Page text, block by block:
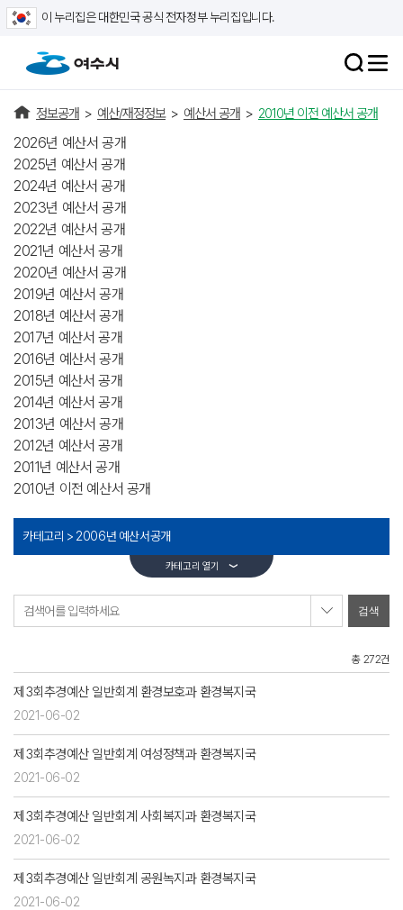
이 누리집은 대한민국 공식 전자정부 누리집입니다.
정보공개 > 예산/재정정보 > 예산서 공개 > 2010년 이전 예산서 공개
2026년 예산서 공개
2025년 예산서 공개
2024년 예산서 공개
2023년 예산서 공개
2022년 예산서 공개
2021년 예산서 공개
2020년 예산서 공개
2019년 예산서 공개
2018년 예산서 공개
2017년 예산서 공개
2016년 예산서 공개
2015년 예산서 공개
2014년 예산서 공개
2013년 예산서 공개
2012년 예산서 공개
2011년 예산서 공개
2010년 이전 예산서 공개
카테고리 > 2006년 예산서공개
카테고리 열기
검색어를 입력하세요
총 272건
제3회추경예산 일반회계 환경보호과 환경복지국
2021-06-02
제3회추경예산 일반회계 여성정책과 환경복지국
2021-06-02
제3회추경예산 일반회계 사회복지과 환경복지국
2021-06-02
제3회추경예산 일반회계 공원녹지과 환경복지국
2021-06-02